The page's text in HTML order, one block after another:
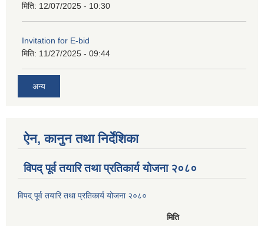
मिति: 12/07/2025 - 10:30
Invitation for E-bid
मिति: 11/27/2025 - 09:44
अन्य
ऐन, कानुन तथा निर्देशिका
विपद् पूर्व तयारि तथा प्रतिकार्य योजना २०८०
विपद् पूर्व तयारि तथा प्रतिकार्य योजना २०८०
मिति